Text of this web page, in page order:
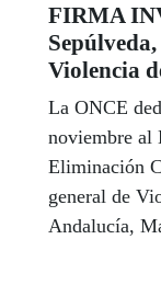
FIRMA
Violencia
La ONCE
noviembre al
Eliminación
general de
Andalucía,